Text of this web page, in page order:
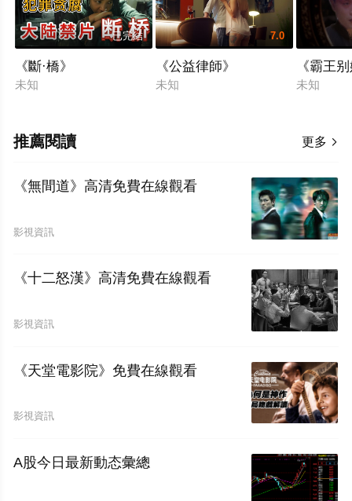
已完結
《斷·橋》
未知
7.0
《公益律師》
未知
《霸王
未知
更多 
推薦閱讀
《無間道》高清免費在線觀看
影視資訊
《十二怒漢》高清免費在線觀看
影視資訊
《天堂電影院》免費在線觀看
影視資訊
A股今日最新動态彙總